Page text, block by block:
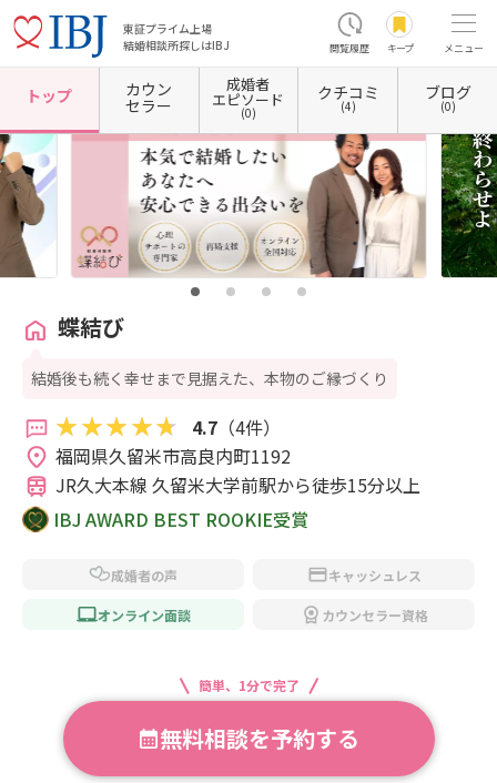
東証プライム上場
結婚相談所探しはIBJ
閲覧履歴 キープ メニュー
ホーム 福岡県の結婚相談所 福岡県久留米市
トップ カウン
セラー
成婚者
エピソード
(0)
クチコミ
(4)
ブログ
(0)
蝶結び
結婚後も続く幸せまで見据えた、本物のご縁づくり
4.7（4件）
JR久大本線 久留米大学前駅から徒歩15分以上
IBJ AWARD BEST ROOKIE受賞
成婚者の声 キャッシュレス
オンライン面談 カウンセラー資格
簡単、1分で完了
無料相談を予約する